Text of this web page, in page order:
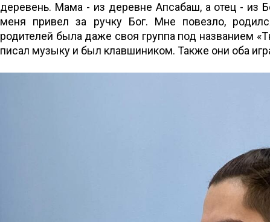
деревень. Мама - из деревне Апсабаш, а отец - из
меня привел за ручку Бог. Мне повезло,
родителей была даже своя группа под названием
писал музыку и был клавшиником. Также они оба